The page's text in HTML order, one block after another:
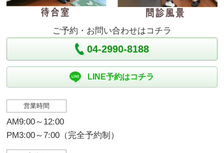
ご予約・お問い合わせはコチラ
04-2990-8188
LINE予約はコチラ
営業時間
AM9:00～12:00
PM3:00～7:00（完全予約制）